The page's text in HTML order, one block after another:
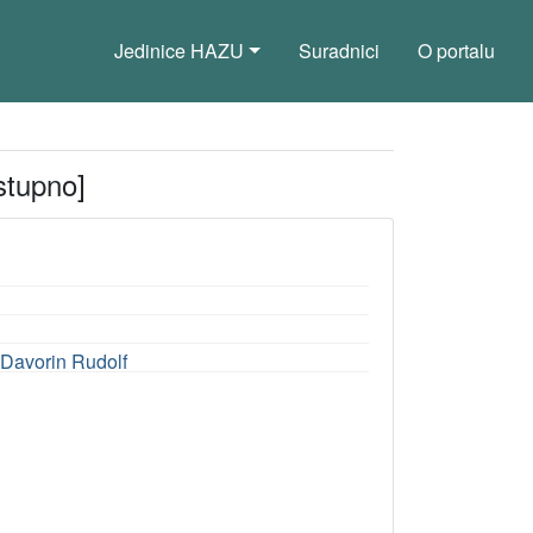
Jedinice HAZU Suradnici O portalu
Rudolf